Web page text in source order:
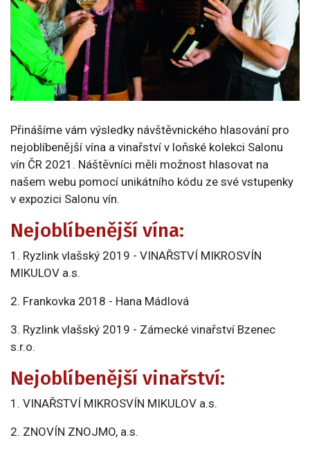
Přinášíme vám výsledky návštěvnického hlasování pro
nejoblíbenější vína a vinařství v loňské kolekci Salonu
vín ČR 2021. Náštěvníci měli možnost hlasovat na
našem webu pomocí unikátního kódu ze své vstupenky
v expozici Salonu vín.
Nejoblíbenější vína:
1. Ryzlink vlašský 2019 - VINAŘSTVÍ MIKROSVÍN
MIKULOV a.s.
2. Frankovka 2018 - Hana Mádlová
3. Ryzlink vlašský 2019 - Zámecké vinařství Bzenec
s.r.o.
Nejoblíbenější vinařství:
1. VINAŘSTVÍ MIKROSVÍN MIKULOV a.s.
2. ZNOVÍN ZNOJMO, a.s.